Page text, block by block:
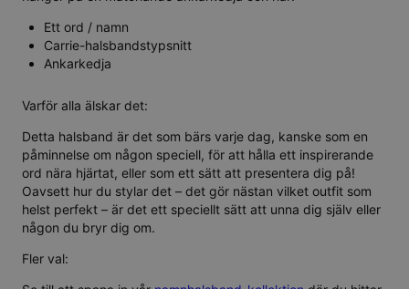
Ett ord / namn
Carrie-halsbandstypsnitt
Ankarkedja
Varför alla älskar det:
Detta halsband är det som bärs varje dag, kanske som en
påminnelse om någon speciell, för att hålla ett inspirerande
ord nära hjärtat, eller som ett sätt att presentera dig på!
Oavsett hur du stylar det – det gör nästan vilket outfit som
helst perfekt – är det ett speciellt sätt att unna dig själv eller
någon du bryr dig om.
Fler val: